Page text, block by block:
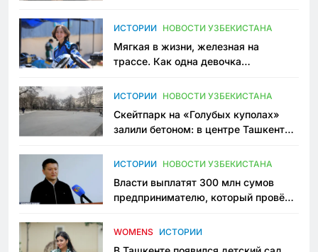
ИСТОРИИ НОВОСТИ УЗБЕКИСТАНА
Мягкая в жизни, железная на
трассе. Как одна девочка
Узбекистане
ИСТОРИИ НОВОСТИ УЗБЕКИСТАНА
Скейтпарк на «Голубых куполах»
залили бетоном: в центре Ташкента
пространство
ИСТОРИИ НОВОСТИ УЗБЕКИСТАНА
Власти выплатят 300 млн сумов
предпринимателю, который провёл
приговору
WOMENS ИСТОРИИ